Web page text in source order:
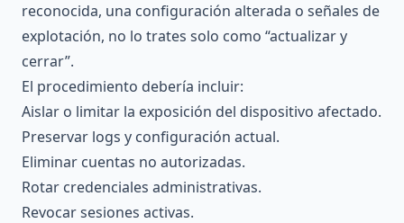
reconocida, una configuración alterada o señales de
explotación, no lo trates solo como “actualizar y
cerrar”.
El procedimiento debería incluir:
Aislar o limitar la exposición del dispositivo afectado.
Preservar logs y configuración actual.
Eliminar cuentas no autorizadas.
Rotar credenciales administrativas.
Revocar sesiones activas.